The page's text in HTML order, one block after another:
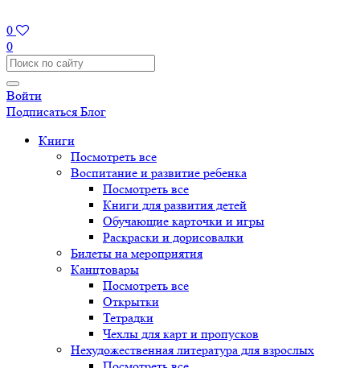
0
0
Войти
Подписаться Блог
Книги
Посмотреть все
Воспитание и развитие ребенка
Посмотреть все
Книги для развития детей
Обучающие карточки и игры
Раскраски и дорисовалки
Билеты на мероприятия
Канцтовары
Посмотреть все
Открытки
Тетрадки
Чехлы для карт и пропусков
Нехудожественная литература для взрослых